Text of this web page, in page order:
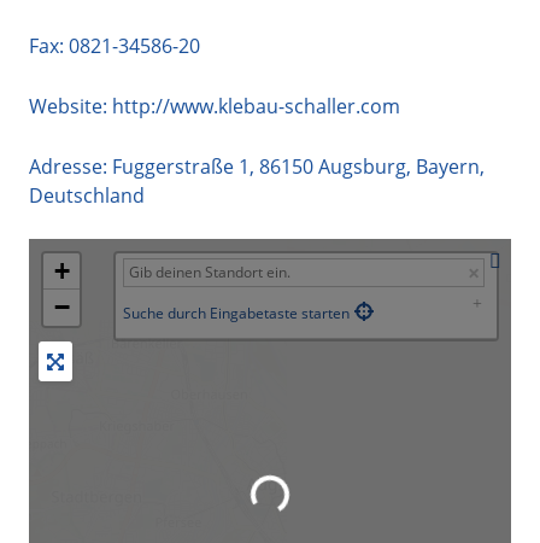
Fax: 0821-34586-20
Website: http://www.klebau-schaller.com
Adresse: Fuggerstraße 1, 86150Augsburg, Bayern,
Deutschland
+
−
Suche durch Eingabetaste starten